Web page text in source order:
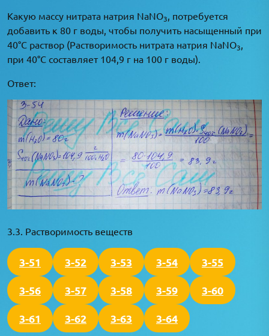
Какую массу нитрата натрия NaNO3
, потребуется
добавить к 80 г воды, чтобы получить насыщенный при
40°C раствор (Растворимость нитрата натрия NaNO3
при 40°C составляет 104,9 г на 100 г воды).
Ответ:
3.3. Растворимость веществ
3-51 3-52 3-53 3-54 3-55
3-56 3-57 3-58 3-59 3-60
3-61 3-62 3-63 3-64